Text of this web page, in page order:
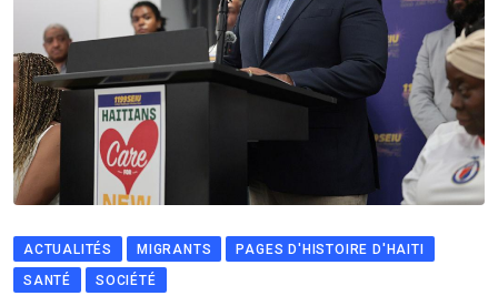
ACTUALITÉS MIGRANTS
PAGES D'HISTOIRE D'HAITI
SANTÉ
SOCIÉTÉ